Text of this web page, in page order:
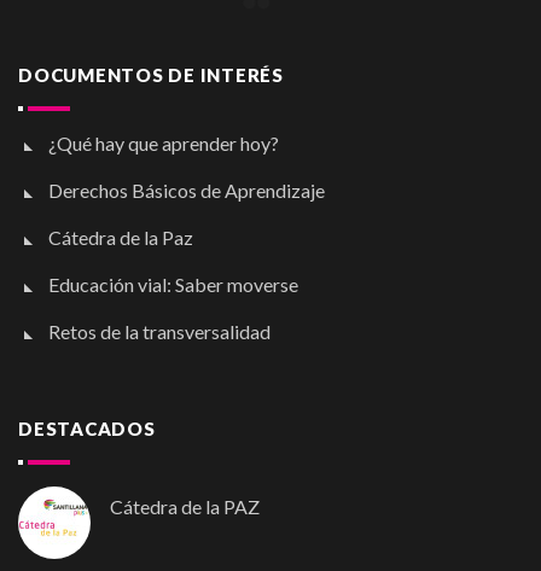
DOCUMENTOS DE INTERÉS
¿Qué hay que aprender hoy?
Derechos Básicos de Aprendizaje
Cátedra de la Paz
Educación vial: Saber moverse
Retos de la transversalidad
DESTACADOS
Cátedra de la PAZ